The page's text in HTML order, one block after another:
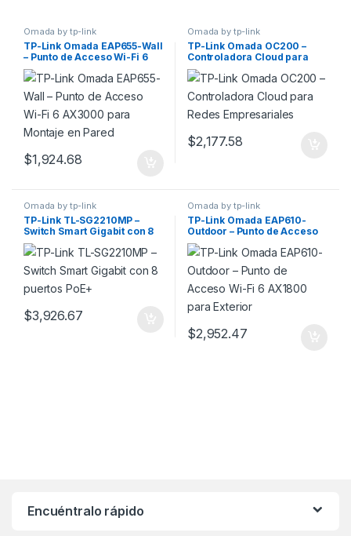
Omada by tp-link
TP-Link Omada EAP655-Wall
– Punto de Acceso Wi-Fi 6
AX3000 para Montaje en
Pared
$1,924.68
Omada by tp-link
TP-Link Omada OC200 –
Controladora Cloud para
Redes Empresariales
$2,177.58
Omada by tp-link
TP-Link TL-SG2210MP –
Switch Smart Gigabit con 8
puertos PoE+
$3,926.67
Omada by tp-link
TP-Link Omada EAP610-
Outdoor – Punto de Acceso
Wi-Fi 6 AX1800 para
Exterior
$2,952.47
Encuéntralo rápido